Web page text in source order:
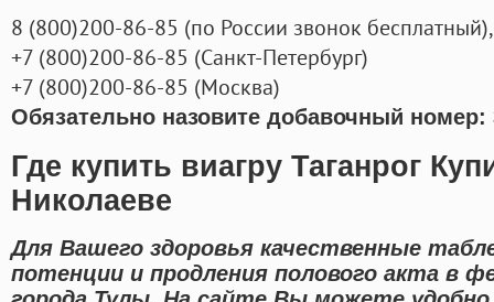
8 (800)200-86-85 (по России звонок бесплатный),
+7 (800)200-86-85 (Санкт-Петербург)
+7 (800)200-86-85 (Москва)
Обязательно назовите добавочный номер:
Где купить виагру Таганрог
Николаеве
Для Вашего здоровья качественные
потенции и продления полового акта в